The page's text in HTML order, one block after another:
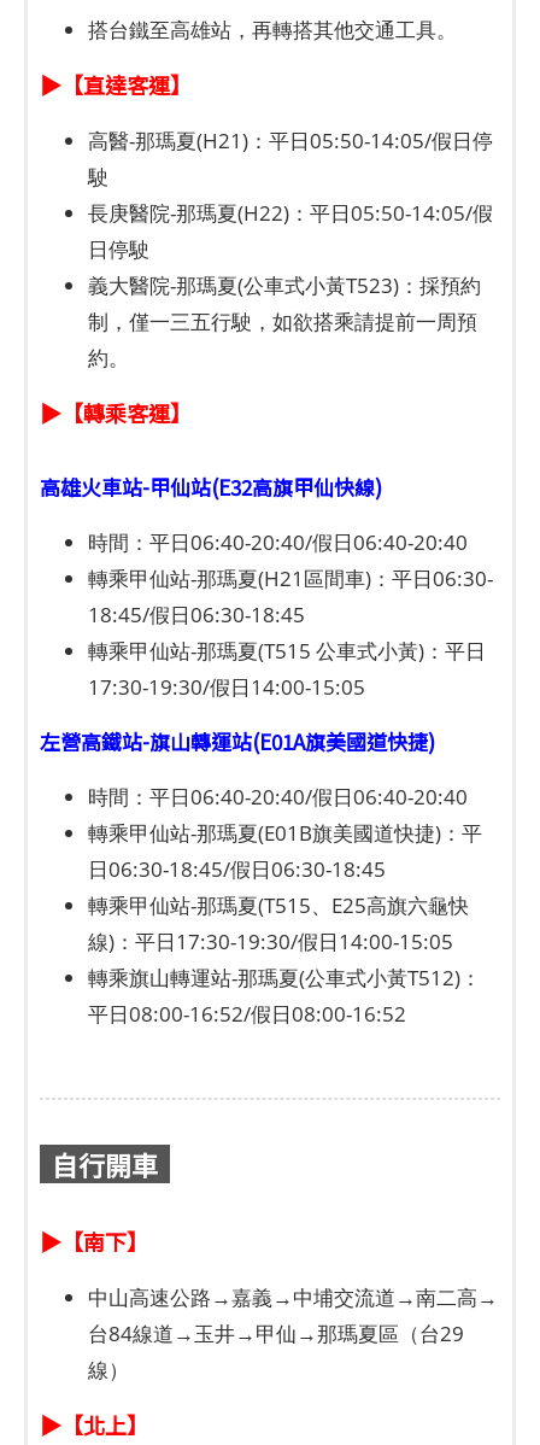
搭台鐵至高雄站，再轉搭其他交通工具。
▶【直達客運】
高醫-那瑪夏(H21)：平日05:50-14:05/假日停
駛
長庚醫院-那瑪夏(H22)：平日05:50-14:05/假
日停駛
義大醫院-那瑪夏(公車式小黃T523)：採預約
制，僅一三五行駛，如欲搭乘請提前一周預
約。
▶【轉乘客運】
高雄火車站-甲仙站(E32高旗甲仙快線)
時間：平日06:40-20:40/假日06:40-20:40
轉乘甲仙站-那瑪夏(H21區間車)：平日06:30-
18:45/假日06:30-18:45
轉乘甲仙站-那瑪夏(T515 公車式小黃)：平日
17:30-19:30/假日14:00-15:05
左營高鐵站-旗山轉運站(E01A旗美國道快捷)
時間：平日06:40-20:40/假日06:40-20:40
轉乘甲仙站-那瑪夏(E01B旗美國道快捷)：平
日06:30-18:45/假日06:30-18:45
轉乘甲仙站-那瑪夏(T515、E25高旗六龜快
線)：平日17:30-19:30/假日14:00-15:05
轉乘旗山轉運站-那瑪夏(公車式小黃T512)：
平日08:00-16:52/假日08:00-16:52
自行開車
▶【南下】
中山高速公路→嘉義→中埔交流道→南二高→
台84線道→玉井→甲仙→那瑪夏區（台29
線）
▶【北上】